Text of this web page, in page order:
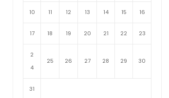
10 11 12 13 14 15 16
17 18 19 20 21 22 23
2
4
25 26 27 28 29 30
31